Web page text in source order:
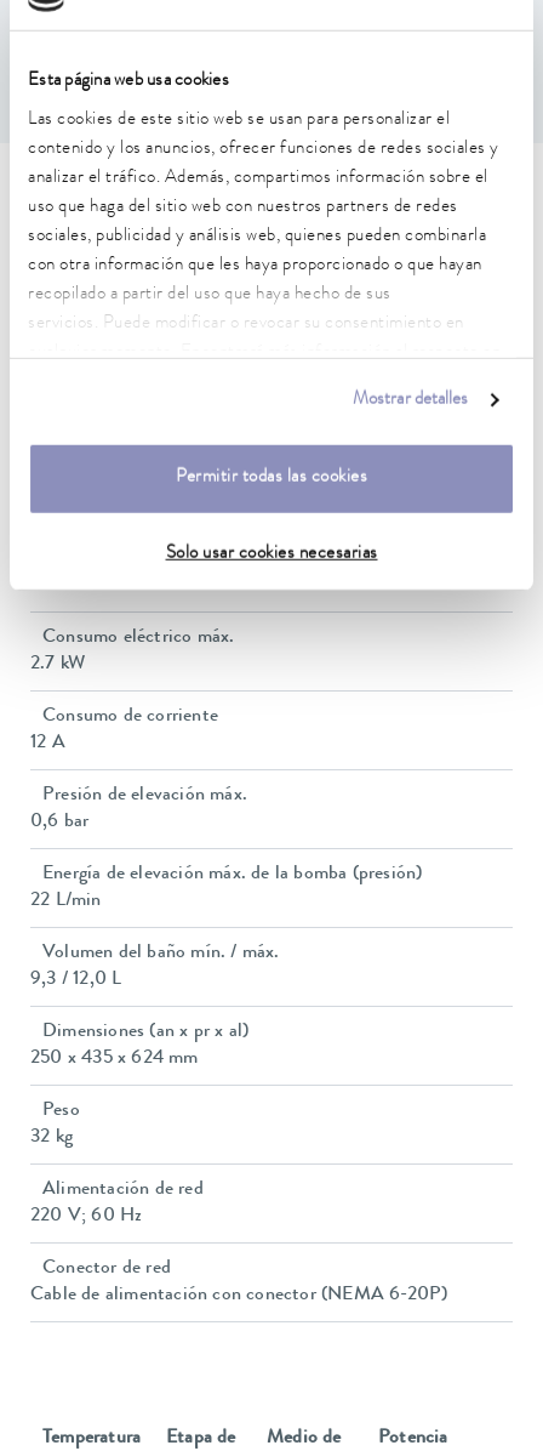
Esta página web usa cookies
Las cookies de este sitio web se usan para personalizar el
contenido y los anuncios, ofrecer funciones de redes sociales y
analizar el tráfico. Además, compartimos información sobre el
uso que haga del sitio web con nuestros partners de redes
sociales, publicidad y análisis web, quienes pueden combinarla
con otra información que les haya proporcionado o que hayan
recopilado a partir del uso que haya hecho de sus
servicios. Puede modificar o revocar su consentimiento en
Mostrar detalles
Permitir todas las cookies
Solo usar cookies necesarias
0.02 ± K
Características técnicas (según
DIN 12876)
Rango de temperatura de trabajo
Estabilidad de temperatura
0.02 ± K
Potencia calorífica máx.
2.4 kW
Consumo eléctrico máx.
2.7 kW
Consumo de corriente
12 A
Presión de elevación máx.
0,6 bar
Energía de elevación máx. de la bomba (presión)
22 L/min
Volumen del baño mín. / máx.
9,3 / 12,0 L
Dimensiones (an x pr x al)
250 x 435 x 624 mm
Peso
32 kg
Alimentación de red
220 V; 60 Hz
Conector de red
Cable de alimentación con conector (NEMA 6-20P)
Temperatura
Etapa de
Medio de
Potencia